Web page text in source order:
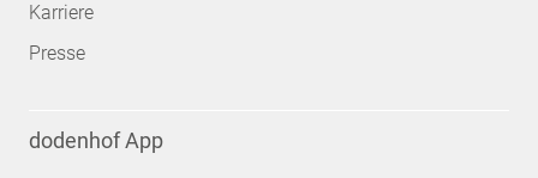
Karriere
Presse
dodenhof App